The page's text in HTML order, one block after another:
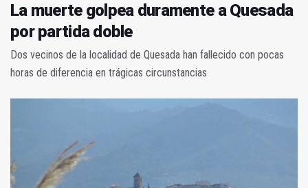
La muerte golpea duramente a Quesada
por partida doble
Dos vecinos de la localidad de Quesada han fallecido con pocas
horas de diferencia en trágicas circunstancias